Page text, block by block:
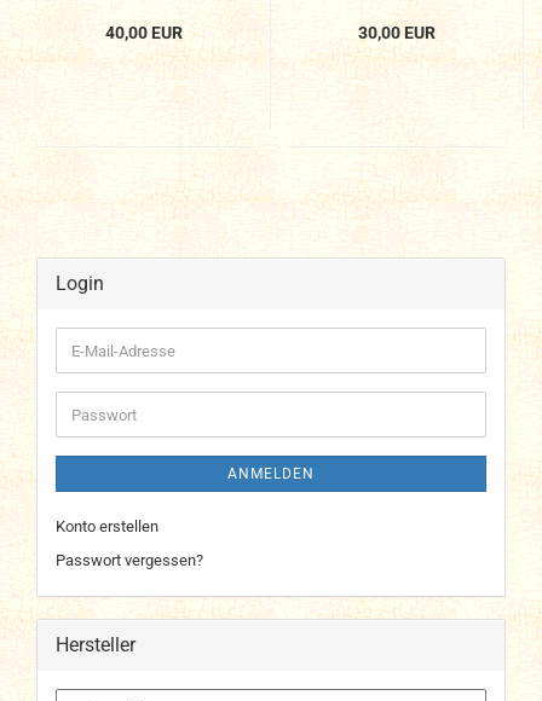
40,00 EUR 30,00 EUR
Login
E-
Mail-
Adresse
Passwort
ANMELDEN
Konto erstellen
Passwort vergessen?
Hersteller